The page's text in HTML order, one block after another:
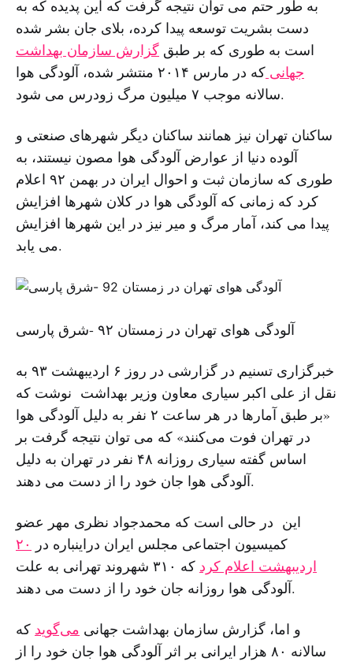
به طور حتم می توان نتیجه گرفت که این پدیده که به
دست بشریت توسعه پیدا کرده، بلای جان بشر شده
است به طوری که بر طبق گزارش سازمان بهداشت
جهانی
که در مارس ۲۰۱۴ منتشر شده، آلودگی هوا
سالانه موجب ۷ میلیون مرگ زودرس می شود.
ساکنان تهران نیز همانند ساکنان دیگر شهرهای صنعتی و
آلوده دنیا از عوارض آلودگی هوا مصون نیستند، به
طوری که سازمان ثبت و احوال ایران در بهمن ۹۲ اعلام
کرد که زمانی که آلودگی هوا در کلان شهرها افزایش
پیدا می کند، آمار مرگ و میر نیز در این شهرها افزایش
می یابد.
آلودگی هوای تهران در زمستان ۹۲ -شرق پارسی
خبرگزاری تسنیم در گزارشی در روز ۶ اردیبهشت ۹۳ به
نقل از علی اکبر سیاری معاون وزیر بهداشت نوشت که
«بر طبق آمارها در هر ساعت ۲ نفر به دلیل آلودگی هوا
در تهران فوت می‌کنند» که می توان نتیجه گرفت بر
اساس گفته سیاری روزانه ۴۸ نفر در تهران به دلیل
آلودگی هوا جان خود را از دست می دهند.
این در حالی است که محمدجواد نظری مهر عضو
کمیسیون اجتماعی مجلس ایران دراینباره در ۲۰
اردیبهشت اعلام کرد
که ۳۱۰ شهروند تهرانی به علت
آلودگی هوا روزانه جان خود را از دست می دهند.
و اما، گزارش سازمان بهداشت جهانی می‌گوید که
سالانه ۸۰ هزار ایرانی بر اثر آلودگی هوا جان خود را از